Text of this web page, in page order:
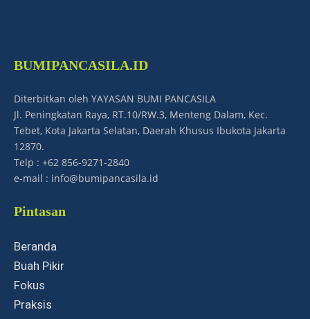
BUMIPANCASILA.ID
Diterbitkan oleh YAYASAN BUMI PANCASILA
Jl. Peningkatan Raya, RT.10/RW.3, Menteng Dalam, Kec.
Tebet, Kota Jakarta Selatan, Daerah Khusus Ibukota Jakarta
12870.
Telp : +62 856-9271-2840
e-mail : info@bumipancasila.id
Pintasan
Beranda
Buah Pikir
Fokus
Praksis